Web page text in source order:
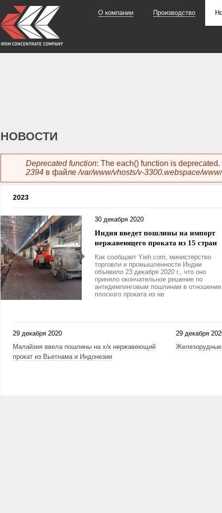
О компании Производство
НОВОСТИ
Сообщение об ошибке
Deprecated function: The each() function is
2394 в файле/var/www/vhosts/v-3300.webspace/
2023
30 декабря 2020
Индия введет пошлины на импорт
нержавеющего проката из 15 стран
Как сообщает Yieh.com, министерство
торговли и промышленности Индии
объявило 23 декабря 2020 г., что оно
приняло окончательное решение по
антидемпинговым пошлинам в отношении
плоского проката из не
29 декабря 2020
Малайзия ввела пошлины на х/к нержавеющий
прокат из Вьетнама и Индонезии
29 декабря